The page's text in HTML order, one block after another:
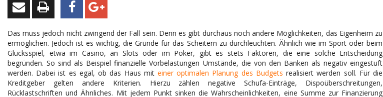
Das muss jedoch nicht zwingend der Fall sein. Denn es gibt durchaus noch andere Möglichkeiten, das Eigenheim zu
ermöglichen. Jedoch ist es wichtig, die Gründe für das Scheitern zu durchleuchten. Ähnlich wie im Sport oder beim
Glücksspiel, etwa im Casino, an Slots oder im Poker, gibt es stets Faktoren, die eine solche Entscheidung
begründen. So sind als Beispiel finanzielle Vorbelastungen Umstände, die von den Banken als negativ eingestuft
werden. Dabei ist es egal, ob das Haus mit einer optimalen Planung des Budgets realisiert werden soll. Für die
Kreditgeber gelten andere Kriterien. Hierzu zählen negative Schufa-Einträge, Dispoüberschreitungen,
Rücklastschriften und Ähnliches. Mit jedem Punkt sinken die Wahrscheinlichkeiten, eine Summe zur Finanzierung